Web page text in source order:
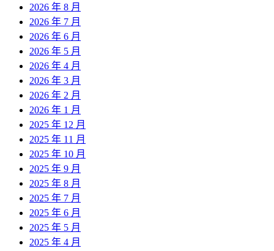
2026 年 8 月
2026 年 7 月
2026 年 6 月
2026 年 5 月
2026 年 4 月
2026 年 3 月
2026 年 2 月
2026 年 1 月
2025 年 12 月
2025 年 11 月
2025 年 10 月
2025 年 9 月
2025 年 8 月
2025 年 7 月
2025 年 6 月
2025 年 5 月
2025 年 4 月